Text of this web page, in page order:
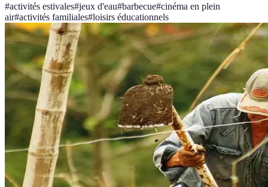
#activités estivales#jeux d'eau#barbecue#cinéma en plein
air#activités familiales#loisirs éducationnels